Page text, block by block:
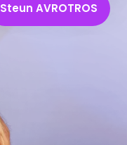
Steun AVROTROS